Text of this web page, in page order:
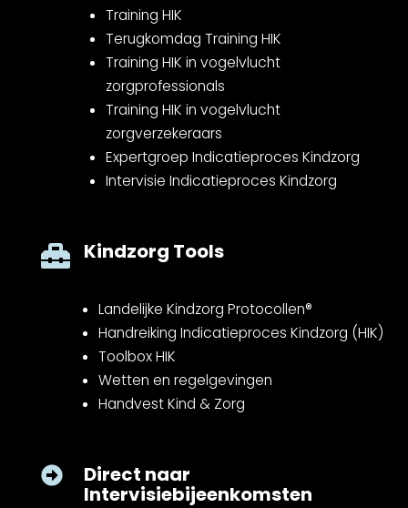
Training HIK
Terugkomdag Training HIK
Training HIK in vogelvlucht
zorgprofessionals
Training HIK in vogelvlucht
zorgverzekeraars
Expertgroep Indicatieproces Kindzorg
Intervisie Indicatieproces Kindzorg
 Kindzorg Tools
Landelijke Kindzorg Protocollen®
Handreiking Indicatieproces Kindzorg (HIK)
Toolbox HIK
Wetten en regelgevingen
Handvest Kind & Zorg
 Direct naar
Intervisiebijeenkomsten